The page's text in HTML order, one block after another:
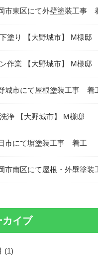
市東区にて外壁塗装工事
塗り 【大野城市】 M様邸
作業 【大野城市】 M様邸
城市にて屋根塗装工事 着
浄 【大野城市】 M様邸
市にて塀塗装工事 着工
市南区にて屋根・外壁塗
カイブ
(1)